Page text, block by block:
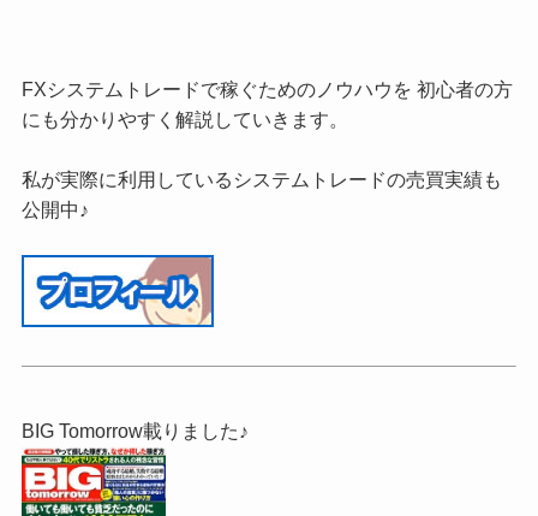
FXシステムトレードで稼ぐためのノウハウを 初心者の方
にも分かりやすく解説していきます。
私が実際に利用しているシステムトレードの売買実績も
公開中♪
BIG Tomorrow載りました♪